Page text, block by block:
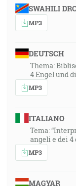
SWAHILI DRC
MP3
DEUTSCH
Thema:
4 Engel und
MP3
ITALIANO
Tema:
angeli e dei 4
MP3
MAGYAR